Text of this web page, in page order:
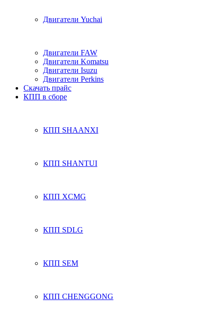
Двигатели Yuchai
Двигатели FAW
Двигатели Komatsu
Двигатели Isuzu
Двигатели Perkins
Скачать прайс
КПП в сборе
КПП SHAANXI
КПП SHANTUI
КПП XCMG
КПП SDLG
КПП SEM
КПП CHENGGONG